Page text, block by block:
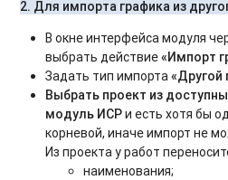
2. Для импорта графика из
В окне интерфейса модуля
выбрать действие«Импорт
Задать тип импорта«Другой
Выбрать проект из
модуль ИСРи есть хотя бы
корневой, иначе импорт не
Из проекта у работ
наименования;